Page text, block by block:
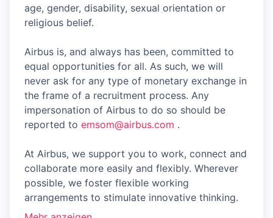
age, gender, disability, sexual orientation or
religious belief.
Airbus is, and always has been, committed to
equal opportunities for all. As such, we will
never ask for any type of monetary exchange in
the frame of a recruitment process. Any
impersonation of Airbus to do so should be
reported to emsom@airbus.com .
At Airbus, we support you to work, connect and
collaborate more easily and flexibly. Wherever
possible, we foster flexible working
arrangements to stimulate innovative thinking.